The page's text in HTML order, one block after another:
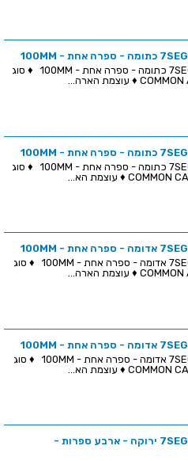
תצוגת 7SEGMENT כתומה - ספרה אחת - 100MM ♦ סוג
תצוגת 7SEGMENT כתומה - ספרה אחת - 100MM ♦ סוג
תצוגת 7SEGMENT אדומה - ספרה אחת - 100MM ♦ סוג
תצוגת 7SEGMENT אדומה - ספרה אחת - 100MM ♦ סוג
תצוגת 7SEGMENT ירוקה - ארבע ספרות -